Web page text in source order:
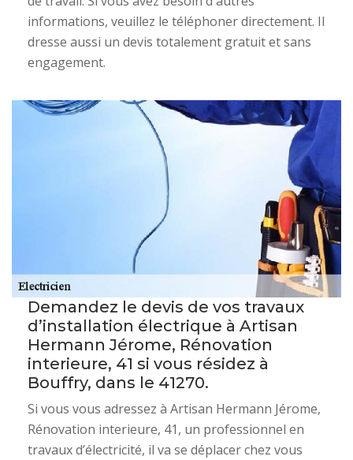
informations, veuillez le téléphoner directement. Il
dresse aussi un devis totalement gratuit et sans
engagement.
Demandez le devis de vos travaux
d’installation électrique à Artisan
Hermann Jérome, Rénovation
interieure, 41 si vous résidez à
Bouffry, dans le 41270.
Si vous vous adressez à Artisan Hermann Jérome,
Rénovation interieure, 41, un professionnel en
travaux d’électricité, il va se déplacer chez vous